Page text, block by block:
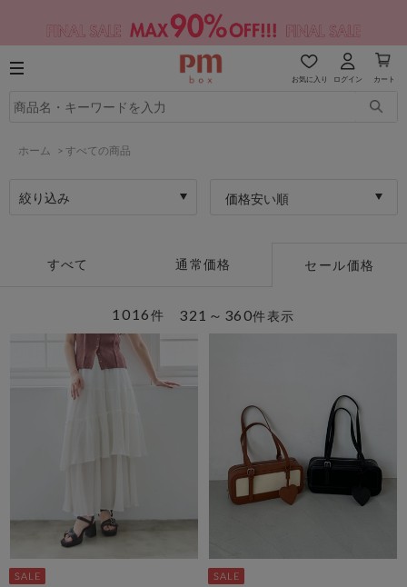
お気に入り ログイン カート
ホーム > すべての商品
絞り込み 価格安い順
すべて 通常価格 セール価格
321～360件表示
1016件